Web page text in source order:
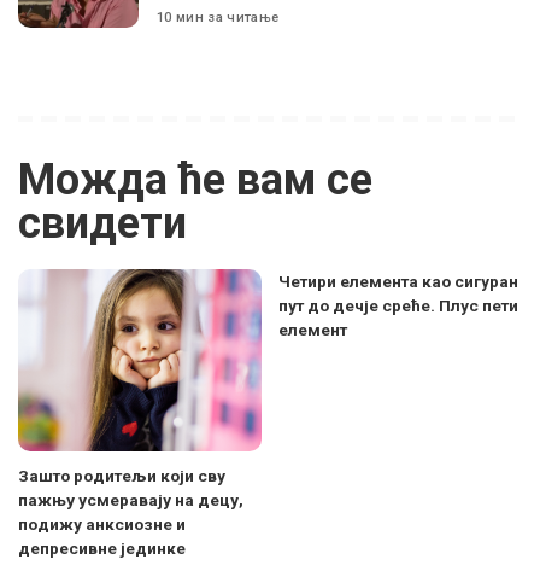
10 мин за читање
Можда ће вам се
свидети
Зашто родитељи који сву
пажњу усмеравају на децу,
подижу анксиозне и
депресивне јединке
Четири елемента као сигуран
пут до дечје среће. Плус пети
елемент